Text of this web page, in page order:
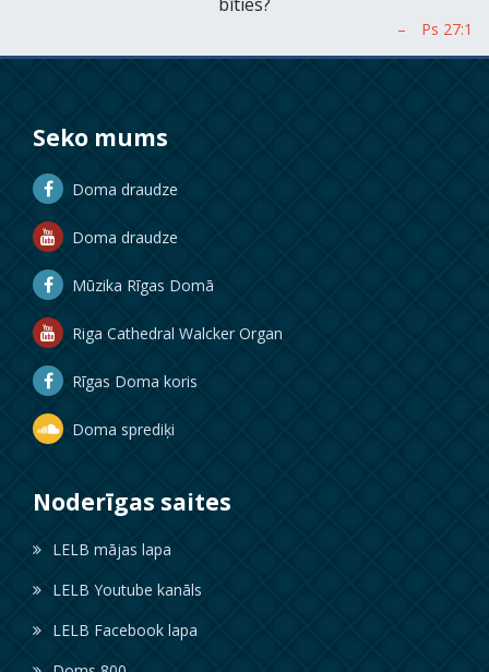
Seko mums
Doma draudze
Doma draudze
Mūzika Rīgas Domā
Riga Cathedral Walcker Organ
Rīgas Doma koris
Doma sprediķi
Noderīgas saites
LELB mājas lapa
LELB Youtube kanāls
LELB Facebook lapa